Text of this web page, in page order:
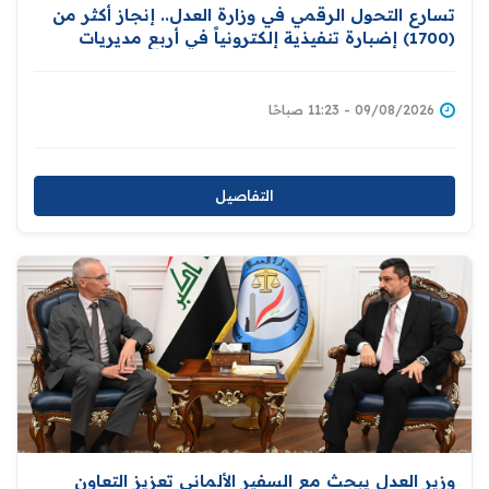
تسارع التحول الرقمي في وزارة العدل.. إنجاز أكثر من
(1700) إضبارة تنفيذية إلكترونياً في أربع مديريات
09/08/2026 - 11:23 صباحًا
التفاصيل
وزير العدل يبحث مع السفير الألماني تعزيز التعاون